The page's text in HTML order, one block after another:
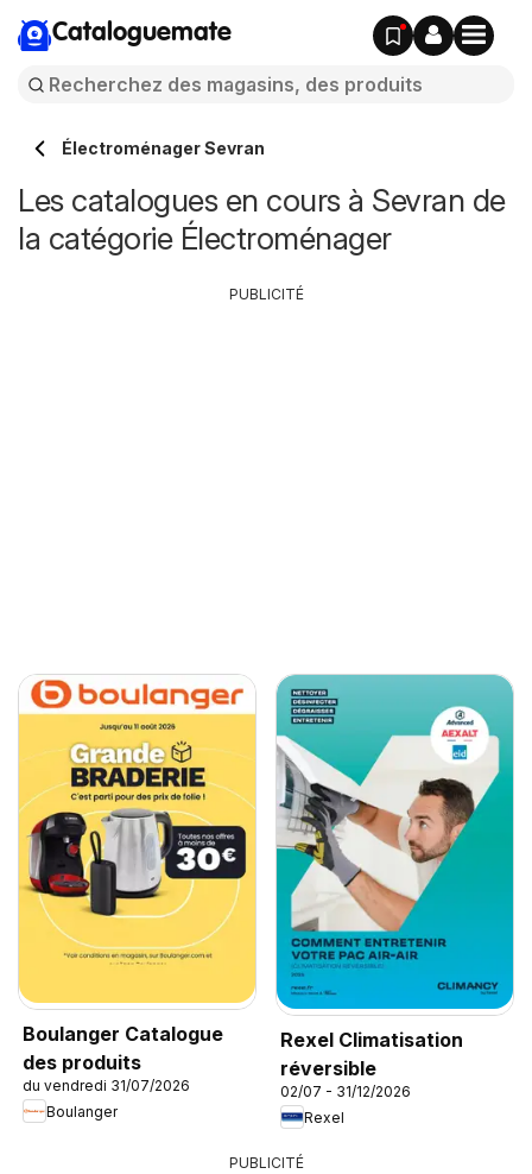
Cataloguemate
Électroménager Sevran
Les catalogues en cours à Sevran de
la catégorie Électroménager
Boulanger Catalogue
des produits
du vendredi 31/07/2026
Boulanger
Rexel Climatisation
réversible
02/07 - 31/12/2026
Rexel
PUBLICITÉ
PUBLICITÉ